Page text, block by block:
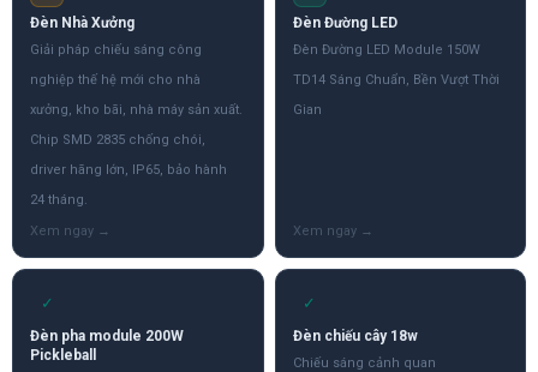
Đèn Nhà Xưởng
Giải pháp chiếu sáng công
nghiệp thế hệ mới cho nhà
xưởng, kho bãi, nhà máy sản xuất.
Chip SMD 2835 chống chói,
driver hãng lớn, IP65, bảo hành
24 tháng.
Đèn Đường LED
Đèn Đường LED Module 150W
TD14 Sáng Chuẩn, Bền Vượt Thời
Gian
✓
Đèn pha module 200W
Pickleball
✓
Đèn chiếu cây 18w
Chiếu sáng cảnh quan